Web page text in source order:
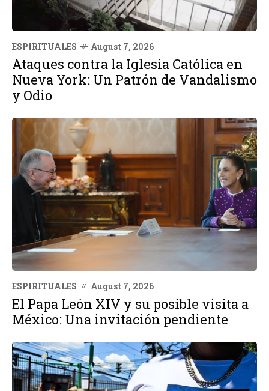
ESPIRITUALES August 7, 2026
Ataques contra la Iglesia Católica en
Nueva York: Un Patrón de Vandalismo
y Odio
ESPIRITUALES August 7, 2026
El Papa León XIV y su posible visita a
México: Una invitación pendiente